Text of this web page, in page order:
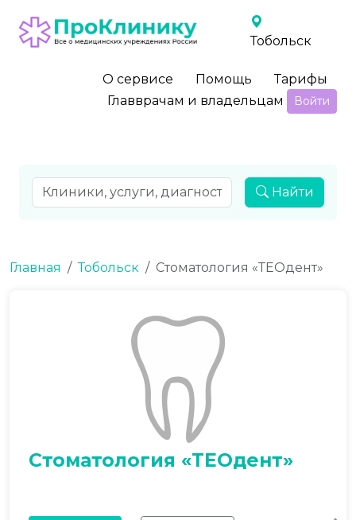
Тобольск
О сервисе Помощь
Тарифы
Главврачам и владельцам
Войти
Найти
Главная Тобольск Стоматология «ТЕОдент»
Стоматология «ТЕОдент»